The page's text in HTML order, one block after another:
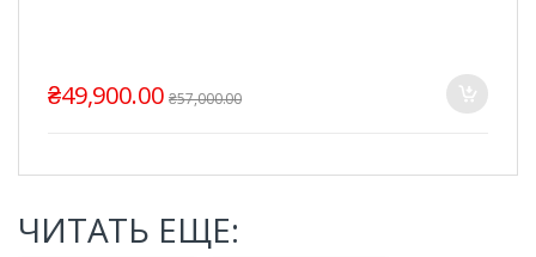
₴49,900.00 ₴57,000.00
ЧИТАТЬ ЕЩЕ: